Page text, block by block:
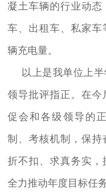
凝土车辆的行业动态
车、出租车、私家
辆充电量。
以上是我单位上
领导批评指正。在
促会和各级领导的
制、考核机制，保持
折不扣、求真务实，
全力推动年度目标任